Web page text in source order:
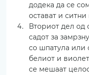
додека да се
остават и
Вториот дел од
садот за
со шпатула или
белиот и
се мешаат